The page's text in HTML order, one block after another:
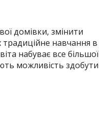
домівки, змінити
традиційне навчання в
набуває все більшої
можливість здобути